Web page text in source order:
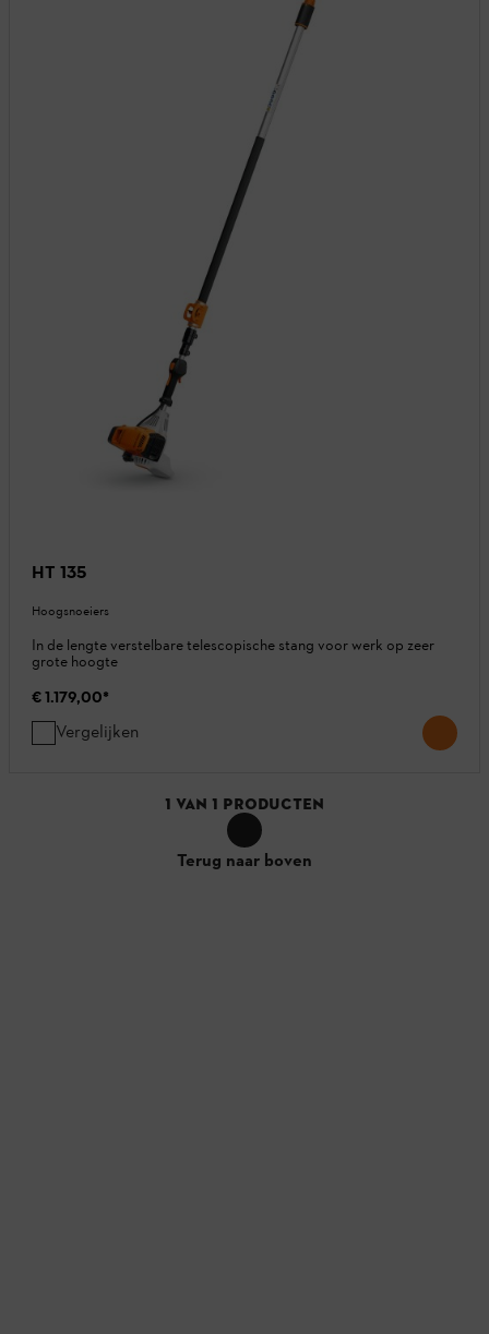
HT 135
Hoogsnoeiers
In de lengte verstelbare telescopische stang voor werk op zeer
grote hoogte
€ 1.179,00*
Vergelijken
1 VAN 1 PRODUCTEN
Terug naar boven